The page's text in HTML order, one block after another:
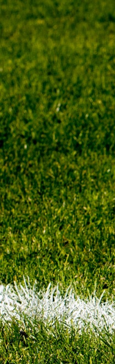
Springe
zum
Inhalt